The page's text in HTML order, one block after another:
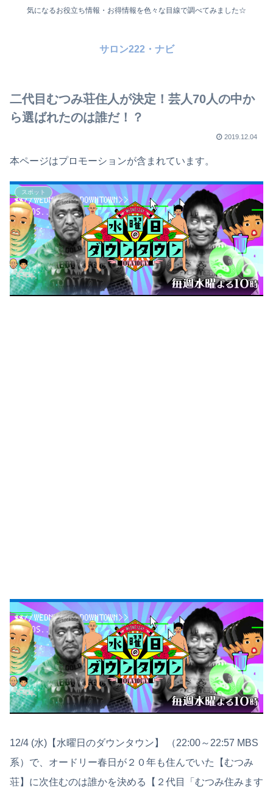
気になるお役立ち情報・お得情報を色々な目線で調べてみました☆
サロン222・ナビ
二代目むつみ荘住人が決定！芸人70人の中か
ら選ばれたのは誰だ！？
2019.12.04
本ページはプロモーションが含まれています。
スポット
12/4 (水)【水曜日のダウンタウン】 （22:00～22:57 MBS
系）で、オードリー春日が２０年も住んでいた【むつみ
荘】に次住むのは誰かを決める【２代目「むつみ住みます